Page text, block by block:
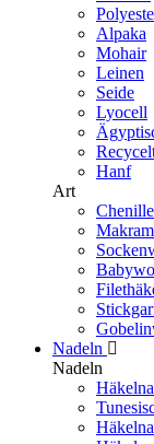
Alpaka
Mohair
Leinen
Seide
Lyocell
Hanf
Art
Chenille
Nadeln
Nadeln